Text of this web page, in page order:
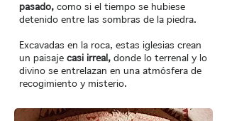
pasado, como si el tiempo se hubiese
detenido entre las sombras de la piedra.
Excavadas en la roca, estas iglesias crean
un paisaje casi irreal, donde lo terrenal y lo
divino se entrelazan en una atmósfera de
recogimiento y misterio.